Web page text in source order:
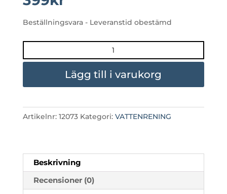
Beställningsvara - Leveranstid obestämd
SLANG
PP60
Lägg till i varukorg
Artikelnr: 12073 Kategori: VATTENRENING
Beskrivning
Recensioner (0)